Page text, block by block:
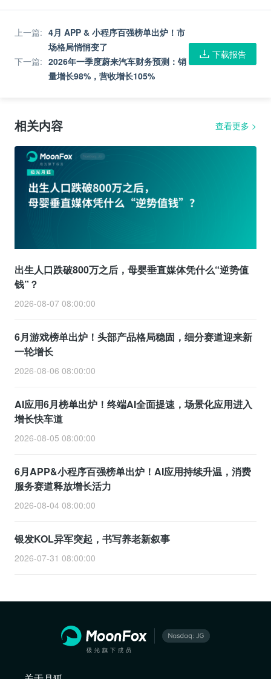
上一篇: 4月 APP & 小程序百强榜单出炉！市
场格局悄悄变了
下一篇: 2026年一季度蔚来汽车财务预测：销
量增长98%，营收增长105%
下载报告
相关内容 查看更多 >
出生人口跌破800万之后，母婴垂直媒体凭什么“逆势值
钱”？
2026-08-07 08:00:00
6月游戏榜单出炉！头部产品格局稳固，细分赛道迎来新
一轮增长
2026-08-06 08:00:00
AI应用6月榜单出炉！终端AI全面提速，场景化应用进入
增长快车道
2026-08-05 08:00:00
6月APP&小程序百强榜单出炉！AI应用持续升温，消费
服务赛道释放增长活力
2026-08-04 08:00:00
银发KOL异军突起，书写养老新叙事
2026-07-31 08:00:00